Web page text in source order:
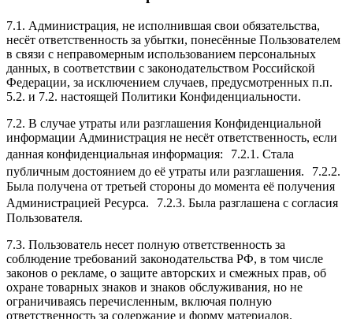
7.1. Администрация, не исполнившая свои обязательства,
несёт ответственность за убытки, понесённые Пользователем
в связи с неправомерным использованием персональных
данных, в соответствии с законодательством Российской
Федерации, за исключением случаев, предусмотренных п.п.
5.2. и 7.2. настоящей Политики Конфиденциальности.
7.2. В случае утраты или разглашения Конфиденциальной
информации Администрация не несёт ответственность, если
данная конфиденциальная информация: 7.2.1. Стала
публичным достоянием до её утраты или разглашения. 7.2.2.
Была получена от третьей стороны до момента её получения
Администрацией Ресурса. 7.2.3. Была разглашена с согласия
Пользователя.
7.3. Пользователь несет полную ответственность за
соблюдение требований законодательства РФ, в том числе
законов о рекламе, о защите авторских и смежных прав, об
охране товарных знаков и знаков обслуживания, но не
ограничиваясь перечисленным, включая полную
ответственность за содержание и форму материалов.